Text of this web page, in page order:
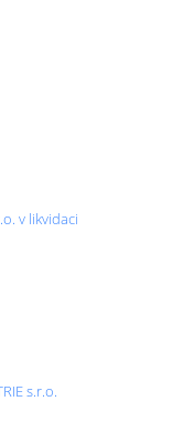
v likvidaci
s.r.o.